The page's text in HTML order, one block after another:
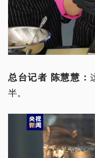
总台记者 陈慧慧：
半。